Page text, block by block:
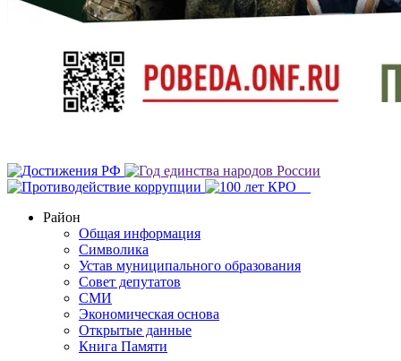
Район
Общая информация
Символика
Устав муниципального образования
Совет депутатов
СМИ
Экономическая основа
Открытые данные
Книга Памяти